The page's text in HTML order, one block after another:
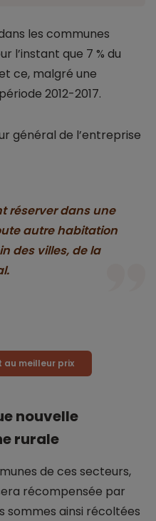
les communes
l’instant que 7 % du
ce, malgré une
2012-2017.
général de l’entreprise
réserver dans une
autre habitation
des villes, de la
au meilleur prix
nouvelle
rurale
de ces secteurs,
récompensée par
sommes ainsi récoltées